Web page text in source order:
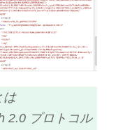
は
2.0 プロトコル